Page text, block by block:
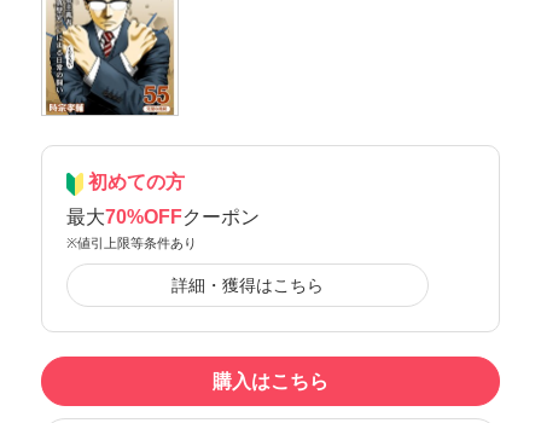
初めての方
最大70%OFFクーポン
※値引上限等条件あり
詳細・獲得はこちら
購入はこちら